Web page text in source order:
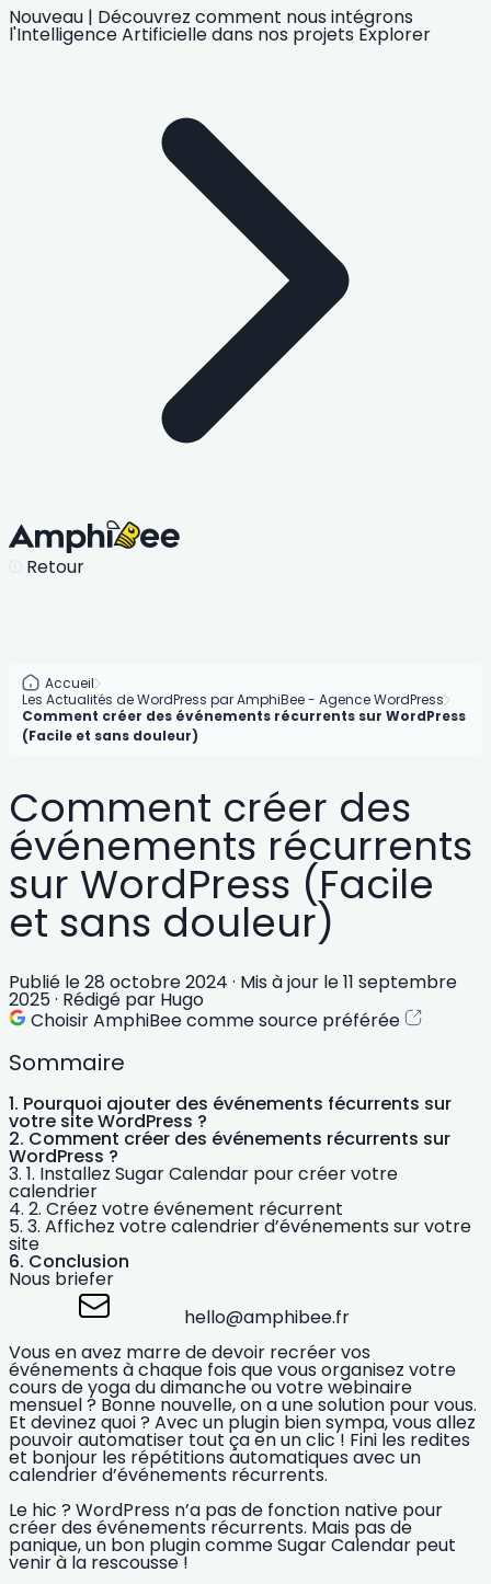
Nouveau | Découvrez comment nous intégrons
l'Intelligence Artificielledans nos projets Explorer
Retour
Accueil
Les Actualités de WordPress par AmphiBee - Agence WordPress
Comment créer des événements récurrents sur WordPress
(Facile et sans douleur)
Comment créer des
événements récurrents
sur WordPress (Facile
et sans douleur)
Publié le28 octobre 2024 · Mis à jour le11 septembre
2025· Rédigé par Hugo
Choisir AmphiBee comme source préférée
Sommaire
Pourquoi ajouter des événements fécurrents sur
votre site WordPress ?
Comment créer des événements récurrents sur
WordPress ?
1. Installez Sugar Calendar pour créer votre
calendrier
2. Créez votre événement récurrent
3. Affichez votre calendrier d’événements sur votre
site
Conclusion
Nous briefer
hello@amphibee.fr
Vous en avez marre de devoir recréer vos
événements à chaque fois que vous organisez votre
cours de yoga du dimanche ou votre webinaire
mensuel ? Bonne nouvelle, on a unesolution pour vous.
Et devinez quoi ? Avec un plugin bien sympa, vous allez
pouvoirautomatiser tout ça en un clic ! Fini les redites
et bonjour les répétitions automatiques avec un
calendrier d’événements récurrents.
Le hic ? WordPress n’a pas de fonction native pour
créer des événements récurrents. Mais pas de
panique, un bon plugin commeSugar Calendar peut
venir à la rescousse !